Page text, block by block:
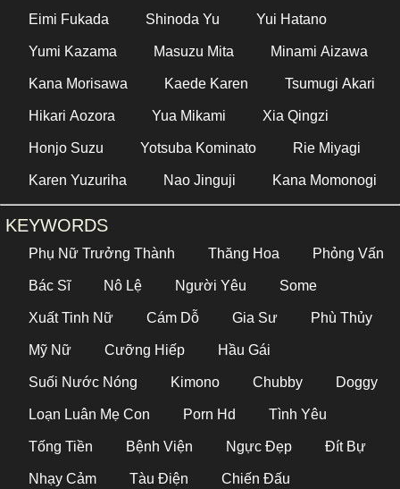
Eimi Fukada Shinoda Yu Yui Hatano
Yumi Kazama Masuzu Mita Minami Aizawa
Kana Morisawa Kaede Karen Tsumugi Akari
Hikari Aozora Yua Mikami Xia Qingzi
Honjo Suzu Yotsuba Kominato Rie Miyagi
Karen Yuzuriha Nao Jinguji Kana Momonogi
KEYWORDS
Phụ Nữ Trưởng Thành Thăng Hoa Phỏng Vấn
Bác Sĩ Nô Lệ Người Yêu Some
Xuất Tinh Nữ Cám Dỗ Gia Sư Phù Thủy
Mỹ Nữ Cưỡng Hiếp Hầu Gái
Suối Nước Nóng Kimono Chubby Doggy
Loạn Luân Mẹ Con Porn Hd Tình Yêu
Tống Tiền Bệnh Viện Ngực Đẹp Đít Bự
Nhạy Cảm Tàu Điện Chiến Đấu